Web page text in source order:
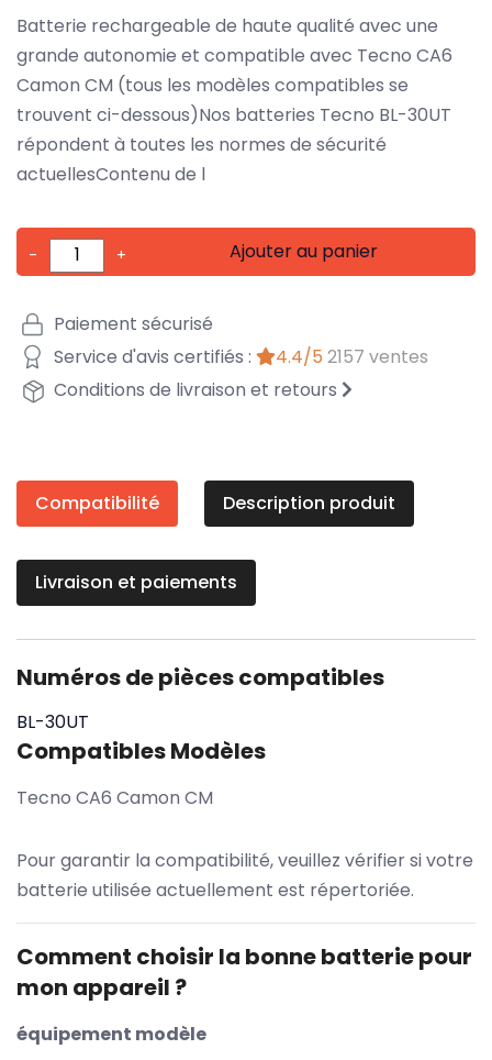
Batterie rechargeable de haute qualité avec une
grande autonomie et compatible avec Tecno CA6
Camon CM (tous les modèles compatibles se
trouvent ci-dessous)Nos batteries Tecno BL-30UT
répondent à toutes les normes de sécurité
actuellesContenu de l
- + Ajouter au panier
Paiement sécurisé
Service d'avis certifiés :
4.4/5 2157 ventes
Conditions de livraison et retours
Compatibilité Description produit
Livraison et paiements
Numéros de pièces compatibles
BL-30UT
Compatibles Modèles
Tecno CA6 Camon CM
Pour garantir la compatibilité, veuillez vérifier si votre
batterie utilisée actuellement est répertoriée.
Comment choisir la bonne batterie pour
mon appareil ?
équipement modèle